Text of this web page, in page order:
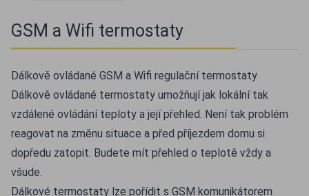
GSM a Wifi termostaty
Dálkově ovládané GSM a Wifi regulační termostaty
Dálkově ovládané termostaty umožňují jak lokální tak
vzdálené ovládání teploty a její přehled. Není tak problém
reagovat na změnu situace a před příjezdem domu si
dopředu zatopit. Budete mít přehled o teplotě vždy a
všude.
Dálkové termostaty lze pořídit s GSM komunikátorem